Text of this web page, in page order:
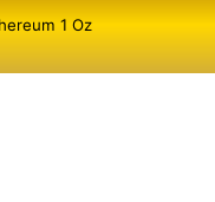
1 Oz